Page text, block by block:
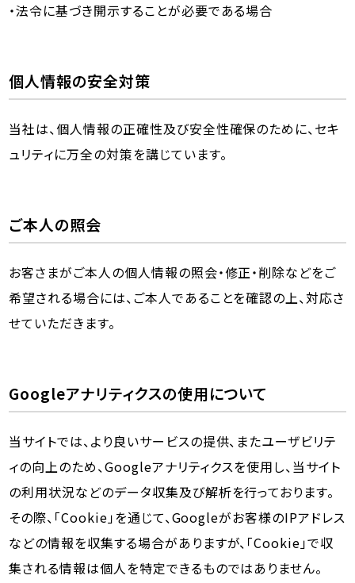
・法令に基づき開示することが必要である場合
個人情報の安全対策
当社は、個人情報の正確性及び安全性確保のために、セキ
ュリティに万全の対策を講じています。
ご本人の照会
お客さまがご本人の個人情報の照会・修正・削除などをご
希望される場合には、ご本人であることを確認の上、対応さ
せていただきます。
Googleアナリティクスの使用について
当サイトでは、より良いサービスの提供、またユーザビリテ
ィの向上のため、Googleアナリティクスを使用し、当サイト
の利用状況などのデータ収集及び解析を行っております。
その際、「Cookie」を通じて、Googleがお客様のIPアドレス
などの情報を収集する場合がありますが、「Cookie」で収
集される情報は個人を特定できるものではありません。